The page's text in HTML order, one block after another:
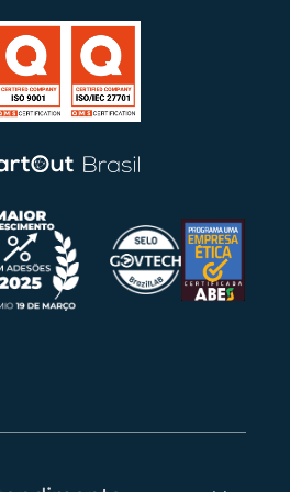
por EVIMAR JEAN
Sistema
por EVIMAR JEAN
por EVIMAR JEAN
por EVIMAR JEAN
por EVIMAR JEAN